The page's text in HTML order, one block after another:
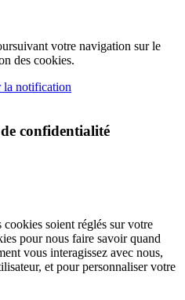
votre navigation sur le
des cookies.
la notification
confidentialité
soient réglés sur votre
pour nous faire savoir quand
vous interagissez avec nous,
et pour personnaliser votre